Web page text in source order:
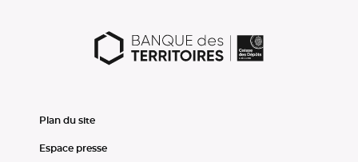
Plan du site
Espace presse